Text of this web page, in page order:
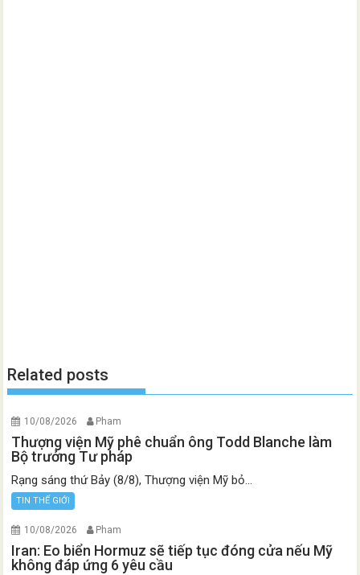
Related posts
10/08/2026 Pham
Thượng viện Mỹ phê chuẩn ông Todd Blanche làm
Bộ trưởng Tư pháp
Rạng sáng thứ Bảy (8/8), Thượng viện Mỹ bỏ...
TIN THẾ GIỚI
10/08/2026 Pham
Iran: Eo biển Hormuz sẽ tiếp tục đóng cửa nếu Mỹ
không đáp ứng 6 yêu cầu